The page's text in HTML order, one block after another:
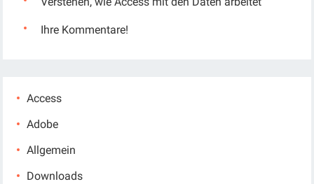
Ihre Kommentare!
Access
Adobe
Allgemein
Downloads